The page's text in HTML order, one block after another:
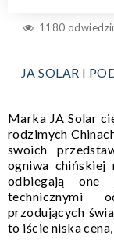
1180
JA SOLAR I
Marka JA Solar
rodzimych
swoich
ogniwa chińskiej
odbiegają one
technicznymi
przodujących
to iście niska